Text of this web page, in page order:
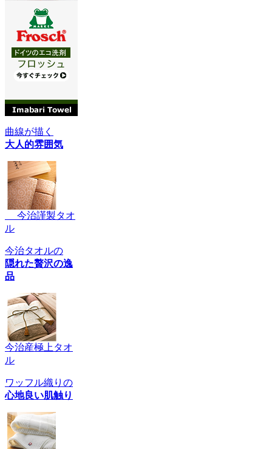
曲線が描く
大人的雰囲気
今治謹製タオ
ル
今治タオルの
隠れた贅沢の逸
品
今治産極上タオ
ル
ワッフル織りの
心地良い肌触り